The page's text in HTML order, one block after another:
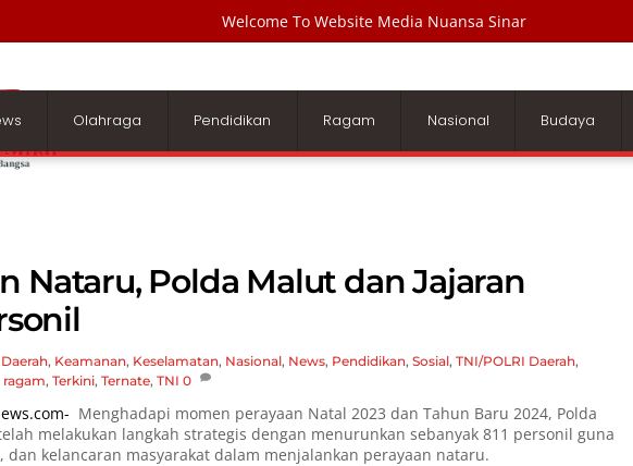
Welcome To Website Media Nuansa Sinar
Olahraga Pendidikan Ragam Nasional Budaya
Nataru, Polda Malut dan Jajaran
Daerah, Keamanan, Keselamatan, Nasional, News, Pendidikan, Sosial, TNI/POLRI Daerah,
ragam, Terkini, Ternate, TNI 0
Menghadapi momen perayaan Natal 2023 dan Tahun Baru 2024, Polda
melakukan langkah strategis dengan menurunkan sebanyak 811 personil guna
dan kelancaran masyarakat dalam menjalankan perayaan nataru.